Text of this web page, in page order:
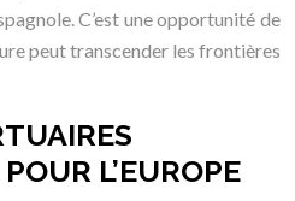
C’est une opportunité de
peut transcender les frontières
L’EUROPE